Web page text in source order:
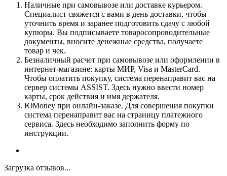
Наличные при самовывозе или доставке курьером.
Специалист свяжется с вами в день доставки, чтобы
уточнить время и заранее подготовить сдачу с любой
купюры. Вы подписываете товаросопроводительные
документы, вносите денежные средства, получаете
товар и чек.
Безналичный расчет при самовывозе или оформлении в
интернет-магазине: карты МИР, Visa и MasterCard.
Чтобы оплатить покупку, система перенаправит вас на
сервер системы ASSIST. Здесь нужно ввести номер
карты, срок действия и имя держателя.
ЮMoney при онлайн-заказе. Для совершения покупки
система перенаправит вас на страницу платежного
сервиса. Здесь необходимо заполнить форму по
инструкции.
Загрузка отзывов...